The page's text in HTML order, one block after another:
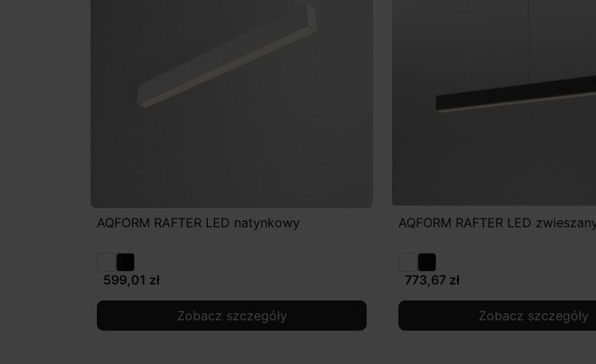
AQFORM RAFTER LED natynkowy
599,01 zł
Zobacz szczegóły
AQFORM RAFTER LED
773,67 zł
Zobacz szczegóły